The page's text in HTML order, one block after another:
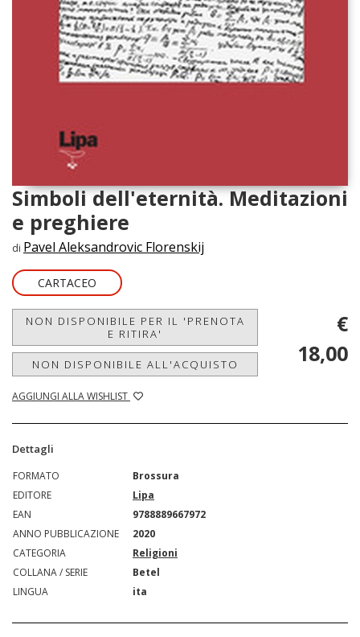
Simboli dell'eternità. Meditazioni
e preghiere
di Pavel Aleksandrovic Florenskij
CARTACEO
NON DISPONIBILE PER IL 'PRENOTA
E RITIRA'
NON DISPONIBILE ALL'ACQUISTO
AGGIUNGI ALLA WISHLIST
€
18,00
Dettagli
FORMATO
Brossura
EDITORE
Lipa
EAN
9788889667972
ANNO PUBBLICAZIONE
2020
CATEGORIA
Religioni
COLLANA / SERIE
Betel
LINGUA
ita